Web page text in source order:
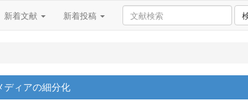
新着文献 新着投稿
ディアの細分化